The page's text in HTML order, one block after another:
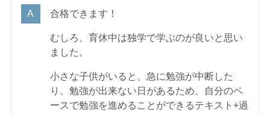
合格できます！
むしろ、育休中は独学で学ぶのが良いと思い
ました。
小さな子供がいると、急に勉強が中断した
り、勉強が出来ない日があるため、自分のペ
ースで勉強を進めることができるテキスト+過